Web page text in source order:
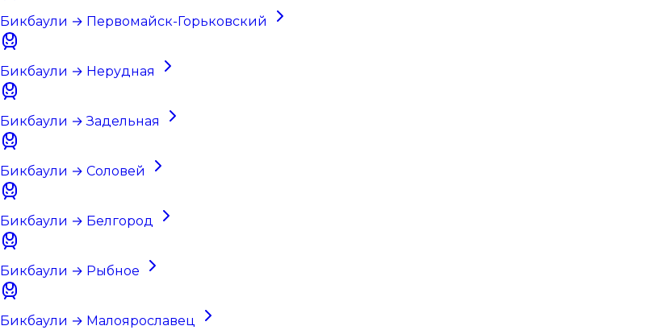
Бикбаули → Первомайск-Горьковский
Бикбаули → Нерудная
Бикбаули → Задельная
Бикбаули → Соловей
Бикбаули → Белгород
Бикбаули → Рыбное
Бикбаули → Малоярославец